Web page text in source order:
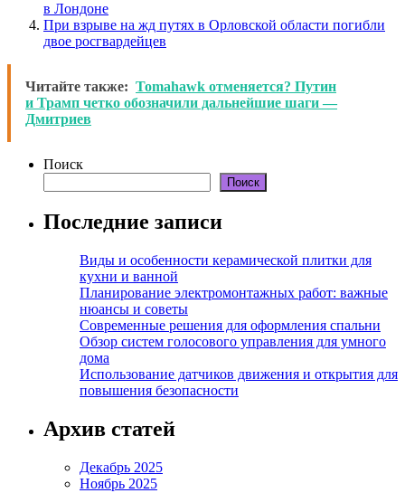
в Лондоне
При взрыве на жд путях в Орловской области погибли
двое росгвардейцев
Читайте также: Tomahawk отменяется? Путин
и Трамп четко обозначили дальнейшие шаги —
Дмитриев
Поиск
Поиск
Последние записи
Виды и особенности керамической плитки для
кухни и ванной
Планирование электромонтажных работ: важные
нюансы и советы
Современные решения для оформления спальни
Обзор систем голосового управления для умного
дома
Использование датчиков движения и открытия для
повышения безопасности
Архив статей
Декабрь 2025
Ноябрь 2025